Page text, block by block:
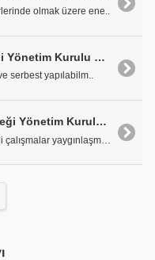
olmak üzere ene..
Enerji Ticareti Derneği Yönetim Kurulu Başkanı Batu Aksoy: "Türkiye'de, Enerji Piyasasında Geçtiğimiz 10 Yıllık Süreçte Büyük Bir Dönüşüm Yaşandı."
serbest yapılabilm..
Enerji Verimliliği Derneği Yönetim Kurulu Başkanı İbrahim Çağlar: "Türkiye'nin En Önemli Enerji Kaynağının, Enerji Verimliliği Olduğuna İnanıyoruz"